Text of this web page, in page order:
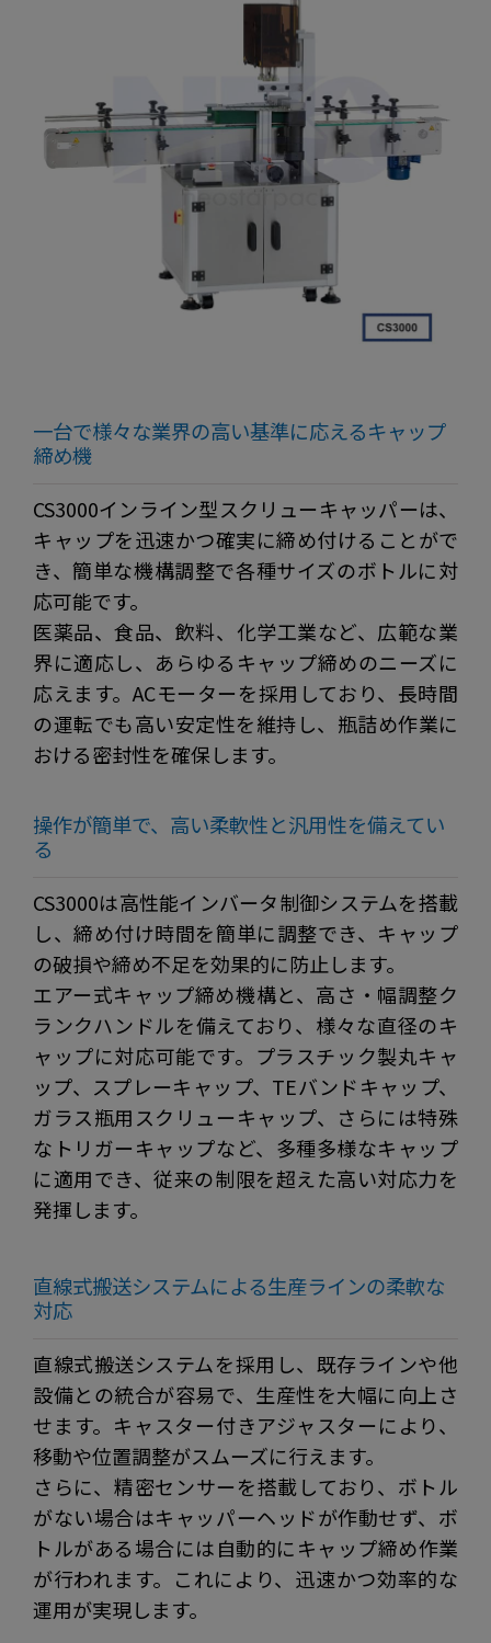
一台で様々な業界の高い基準に応えるキャップ
締め機
CS3000インライン型スクリューキャッパーは、
キャップを迅速かつ確実に締め付けることがで
き、簡単な機構調整で各種サイズのボトルに対
応可能です。
医薬品、食品、飲料、化学工業など、広範な業
界に適応し、あらゆるキャップ締めのニーズに
応えます。ACモーターを採用しており、長時間
の運転でも高い安定性を維持し、瓶詰め作業に
おける密封性を確保します。
操作が簡単で、高い柔軟性と汎用性を備えてい
る
CS3000は高性能インバータ制御システムを搭載
し、締め付け時間を簡単に調整でき、キャップ
の破損や締め不足を効果的に防止します。
エアー式キャップ締め機構と、高さ・幅調整ク
ランクハンドルを備えており、様々な直径のキ
ャップに対応可能です。プラスチック製丸キャ
ップ、スプレーキャップ、TEバンドキャップ、
ガラス瓶用スクリューキャップ、さらには特殊
なトリガーキャップなど、多種多様なキャップ
に適用でき、従来の制限を超えた高い対応力を
発揮します。
直線式搬送システムによる生産ラインの柔軟な
対応
直線式搬送システムを採用し、既存ラインや他
設備との統合が容易で、生産性を大幅に向上さ
せます。キャスター付きアジャスターにより、
移動や位置調整がスムーズに行えます。
さらに、精密センサーを搭載しており、ボトル
がない場合はキャッパーヘッドが作動せず、ボ
トルがある場合には自動的にキャップ締め作業
が行われます。これにより、迅速かつ効率的な
運用が実現します。